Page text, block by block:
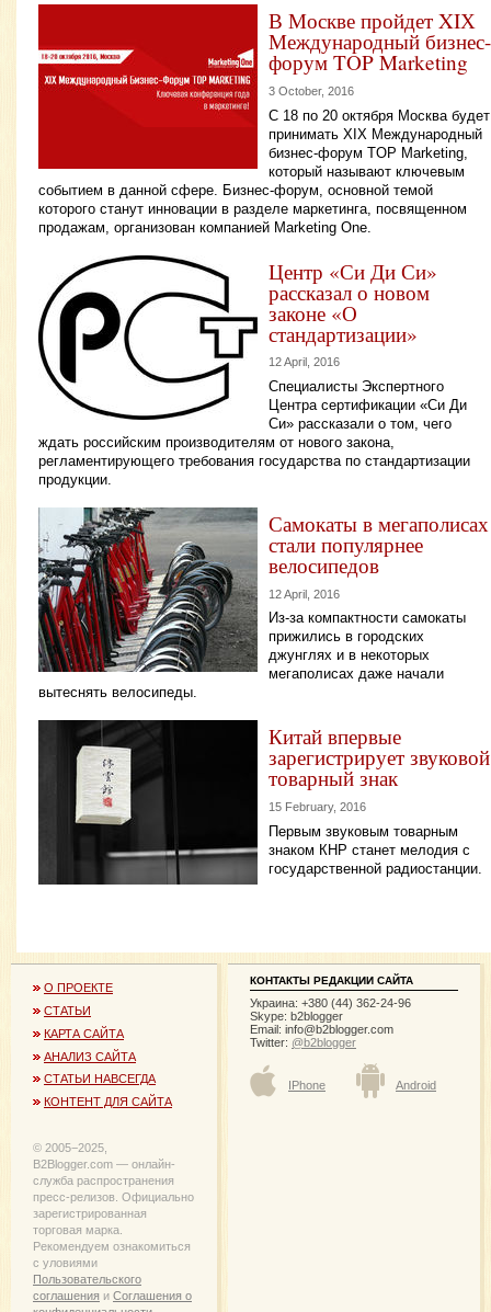
В Москве пройдет XIХ
Международный бизнес-
форум TOP Marketing
3 October, 2016
С 18 по 20 октября Москва будет
принимать XIХ Международный
бизнес-форум TOP Marketing,
который называют ключевым
событием в данной сфере. Бизнес-форум, основной темой
которого станут инновации в разделе маркетинга, посвященном
продажам, организован компанией Marketing One.
Центр «Си Ди Си»
рассказал о новом
законе «О
стандартизации»
12 April, 2016
Специалисты Экспертного
Центра сертификации «Си Ди
Си» рассказали о том, чего
ждать российским производителям от нового закона,
регламентирующего требования государства по стандартизации
продукции.
Самокаты в мегаполисах
стали популярнее
велосипедов
12 April, 2016
Из-за компактности самокаты
прижились в городских
джунглях и в некоторых
мегаполисах даже начали
вытеснять велосипеды.
Китай впервые
зарегистрирует звуковой
товарный знак
15 February, 2016
Первым звуковым товарным
знаком КНР станет мелодия с
государственной радиостанции.
О ПРОЕКТЕ
СТАТЬИ
КАРТА САЙТА
АНАЛИЗ САЙТА
СТАТЬИ НАВСЕГДА
КОНТЕНТ ДЛЯ САЙТА
© 2005−2025,
B2Blogger.com — онлайн-
служба распространения
пресс-релизов. Официально
зарегистрированная
торговая марка.
Рекомендуем ознакомиться
с уловиями
Пользовательского
соглашения и Соглашения о
КОНТАКТЫ РЕДАКЦИИ САЙТА
Украина: +380 (44) 362-24-96
Skype: b2blogger
Email: info@b2blogger.com
Twitter: @b2blogger
IPhone Android